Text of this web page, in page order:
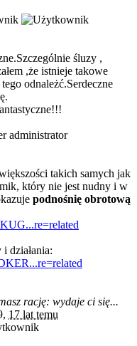
śluzy ,
,że istnieje takowe
odnależć.Serdeczne
takich samych jak
który nie jest nudny i w
podnośnię obrotową
działania:
rację: wydaje ci się...
17 lat temu